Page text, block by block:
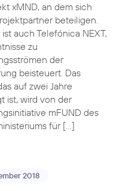
xMND, an dem sich
beteiligen.
auch Telefónica NEXT,
zu
der
beisteuert. Das
auf zwei Jahre
ist, wird von der
mFUND des
für […]
2018